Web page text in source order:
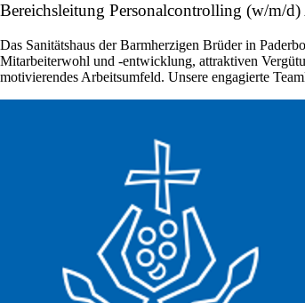
Bereichsleitung Personalcontrolling (w/m/
Das Sanitätshaus der Barmherzigen Brüder in
Mitarbeiterwohl und -entwicklung, attraktiven
motivierendes Arbeitsumfeld. Unsere engagierte